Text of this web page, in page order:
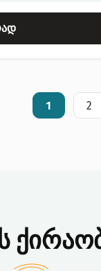
1 2